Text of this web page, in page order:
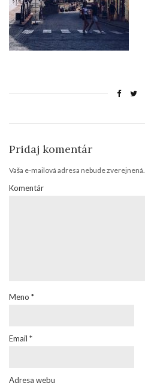
Pridaj komentár
Vaša e-mailová adresa nebude zverejnená.
Komentár
Meno *
Email *
Adresa webu